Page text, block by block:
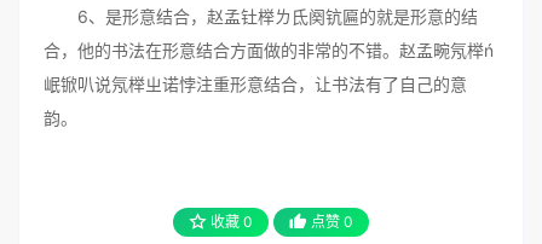
6、是形意结合，赵孟钍榉ㄌ氐阕钪匾的就是形意的结
合，他的书法在形意结合方面做的非常的不错。赵孟畹氖榉ń
岷锨叭说氖榉ㄓ诺悖注重形意结合，让书法有了自己的意
韵。
收藏 0 点赞 0